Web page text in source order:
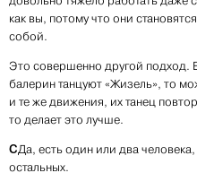
как вы, потому что они
собой.
Это совершенно другой подход.
балерин танцуют «Жизель», то
и те же движения, их танец
то делает это лучше.
СДа, есть один или два
остальных.